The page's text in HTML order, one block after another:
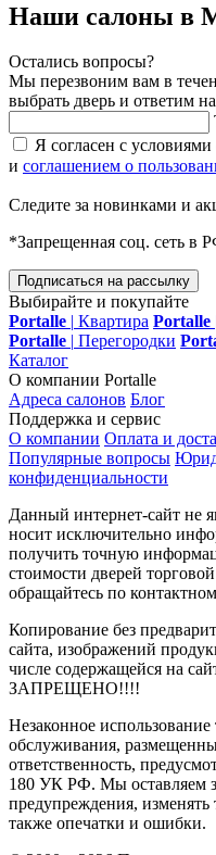
Наши салоны в
Остались вопросы?
Мы перезвоним вам в
выбрать дверь и ответим
Я согласен с условиями
и соглашением о
Следите за новинками и
*Запрещенная соц. сеть в
Подписаться на рассылку
Выбирайте и покупайте
Portalle | Квартира Portalle
Portalle | Перегородки
Каталог
О компании Portalle
Адреса салонов Блог
Поддержка и сервис
О компании Оплата и
Популярные вопросы
конфиденциальности
Данный интернет-сайт не
носит исключительно
получить точную
стоимости дверей
обращайтесь по
Копирование без
сайта, изображений
числе содержащейся на
ЗАПРЕЩЕНО!!!!
Незаконное
обслуживания,
ответственность,
180 УК РФ. Мы оставляем
предупреждения, изменять
также опечатки и ошибки.